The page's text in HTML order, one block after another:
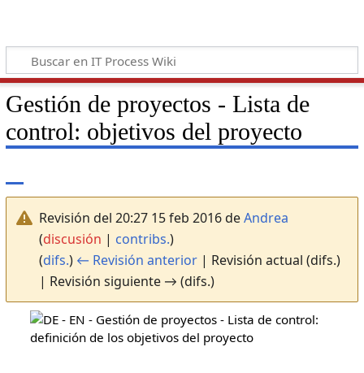
Gestión de proyectos - Lista de
control: objetivos del proyecto
Revisión del 20:27 15 feb 2016 deAndrea
(discusión | contribs.)
(difs.) ← Revisión anterior| Revisión actual (difs.)
| Revisión siguiente → (difs.)